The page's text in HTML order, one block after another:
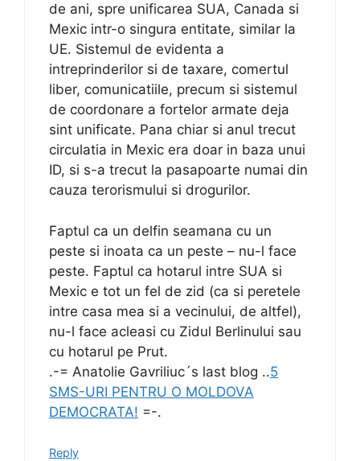
de ani, spre unificarea SUA, Canada si
Mexic intr-o singura entitate, similar la
UE. Sistemul de evidenta a
intreprinderilor si de taxare, comertul
liber, comunicatiile, precum si sistemul
de coordonare a fortelor armate deja
sint unificate. Pana chiar si anul trecut
circulatia in Mexic era doar in baza unui
ID, si s-a trecut la pasapoarte numai din
cauza terorismului si drogurilor.
Faptul ca un delfin seamana cu un
peste si inoata ca un peste – nu-l face
peste. Faptul ca hotarul intre SUA si
Mexic e tot un fel de zid (ca si peretele
intre casa mea si a vecinului, de altfel),
nu-l face acleasi cu Zidul Berlinului sau
cu hotarul pe Prut.
.-= Anatolie Gavriliuc´s last blog ..5
SMS-URI PENTRU O MOLDOVA
DEMOCRATA! =-.
Reply